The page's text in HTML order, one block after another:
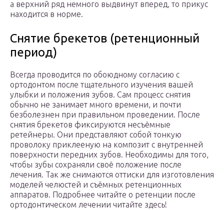
а верхний ряд немного выдвинут вперед, то прикус
находится в норме.
Снятие брекетов (ретенционный
период)
Всегда проводится по обоюдному согласию с
ортодонтом после тщательного изучения вашей
улыбки и положения зубов. Сам процесс снятия
обычно не занимает много времени, и почти
безболезнен при правильном проведении. После
снятия брекетов фиксируются несъёмные
ретейнеры. Они представляют собой тонкую
проволоку приклееную на композит с внутренней
поверхности передних зубов. Необходимы для того,
чтобы зубы сохраняли своё положение после
лечения. Так же снимаются оттиски для изготовления
моделей челюстей и съёмных ретенционных
аппаратов. Подробнее читайте о ретенции после
ортодонтическом лечении читайте здесь!